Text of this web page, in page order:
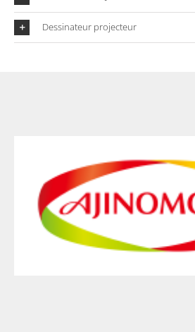
Dessinateur projecteur